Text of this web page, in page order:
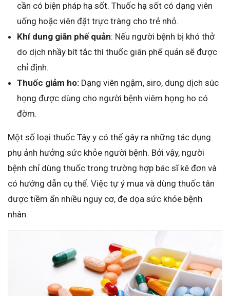
cần có biện pháp hạ sốt. Thuốc hạ sốt có dạng viên
uống hoặc viên đặt trực tràng cho trẻ nhỏ.
Khí dung giãn phế quản: Nếu người bệnh bị khó thở
do dịch nhầy bít tắc thì thuốc giãn phế quản sẽ được
chỉ định.
Thuốc giảm ho: Dạng viên ngậm, siro, dung dịch súc
họng được dùng cho người bệnh viêm họng ho có
đờm.
Một số loại thuốc Tây y có thể gây ra những tác dụng
phụ ảnh hưởng sức khỏe người bệnh. Bởi vậy, người
bệnh chỉ dùng thuốc trong trường hợp bác sĩ kê đơn và
có hướng dẫn cụ thể. Việc tự ý mua và dùng thuốc tân
dược tiềm ẩn nhiều nguy cơ, đe dọa sức khỏe bệnh
nhân.